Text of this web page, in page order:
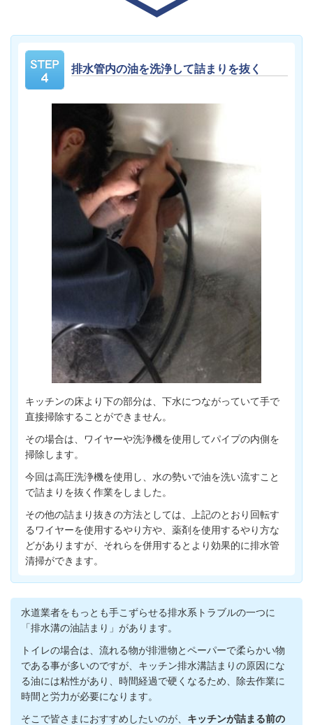
排水管内の油を洗浄して詰まりを抜く
キッチンの床より下の部分は、下水につながっていて手で
直接掃除することができません。
その場合は、ワイヤーや洗浄機を使用してパイプの内側を
掃除します。
今回は高圧洗浄機を使用し、水の勢いで油を洗い流すこと
で詰まりを抜く作業をしました。
その他の詰まり抜きの方法としては、上記のとおり回転す
るワイヤーを使用するやり方や、薬剤を使用するやり方な
どがありますが、それらを併用するとより効果的に排水管
清掃ができます。
水道業者をもっとも手こずらせる排水系トラブルの一つに
「排水溝の油詰まり」があります。
トイレの場合は、流れる物が排泄物とペーパーで柔らかい物
である事が多いのですが、キッチン排水溝詰まりの原因にな
る油には粘性があり、時間経過で硬くなるため、除去作業に
時間と労力が必要になります。
そこで皆さまにおすすめしたいのが、 キッチンが詰まる前の